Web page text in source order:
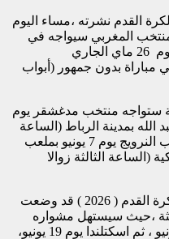
لكرة القدم نشرته ،مساء اليوم
المغربي سيواجه في
مباراته الأولى نظيره من البوروندي يوم 26 ماي الجاري
بدون جمهور (أبواب
ستواجه منتخب مدغشقر يوم
الله بمدينة الرباط (الساعة
السادسة مساء)، قبل أن تلاقي منتخب النرويج يوم 7 يونيو بملعب
(الساعة الثالثة زوالا
يذكر أن قرعة نهائيات كأس العالم لكرة القدم ( 2026 ) قد وضعت
،حيث سيستهل مشواره
بمواجهة المنتخب البرازيلي يوم 13 يونيو ، ثم اسكتلندا يوم 19 يونيو،